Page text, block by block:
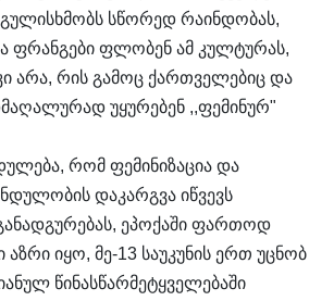
გულისხმობს სწორედ რაინდობას,
ფრანგები ფლობენ ამ კულტურას,
არა, რის გამოც ქართველებიც და
უყურებენ ,,ფემინურ"
რომ ფემინიზაცია და
დაკარგვა იწვევს
ეპოქაში ფართოდ
იყო, მე-13 საუკუნის ერთ უცნობ
წინასწარმეტყველებაში